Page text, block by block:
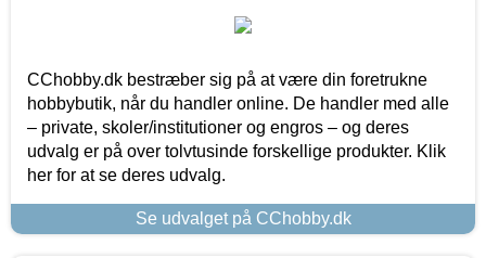
CChobby.dk bestræber sig på at være din foretrukne
hobbybutik, når du handler online. De handler med alle
– private, skoler/institutioner og engros – og deres
udvalg er på over tolvtusinde forskellige produkter. Klik
her for at se deres udvalg.
Se udvalget på CChobby.dk